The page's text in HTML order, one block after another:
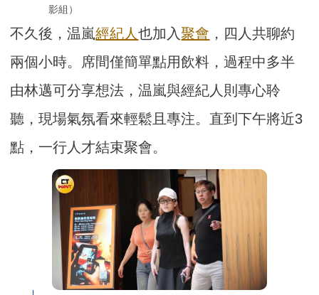
影組）
不久後，温嵐經紀人也加入聚會 ，四人共聊約
兩個小時。席間僅簡單點用飲料，過程中多半
由林邁可分享想法，温嵐與經紀人則專心聆
聽，現場氣氛看來輕鬆且專注。直到下午將近3
點，一行人才結束聚會。